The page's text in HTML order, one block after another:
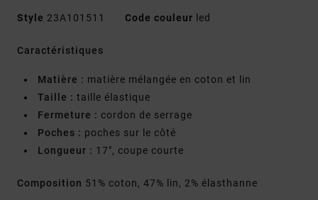
Style 23A101511 Code couleur led
Caractéristiques
Matière : matière mélangée en coton et lin
Taille : taille élastique
Fermeture : cordon de serrage
Poches : poches sur le côté
Longueur : 17", coupe courte
Composition 51% coton, 47% lin, 2% élasthanne